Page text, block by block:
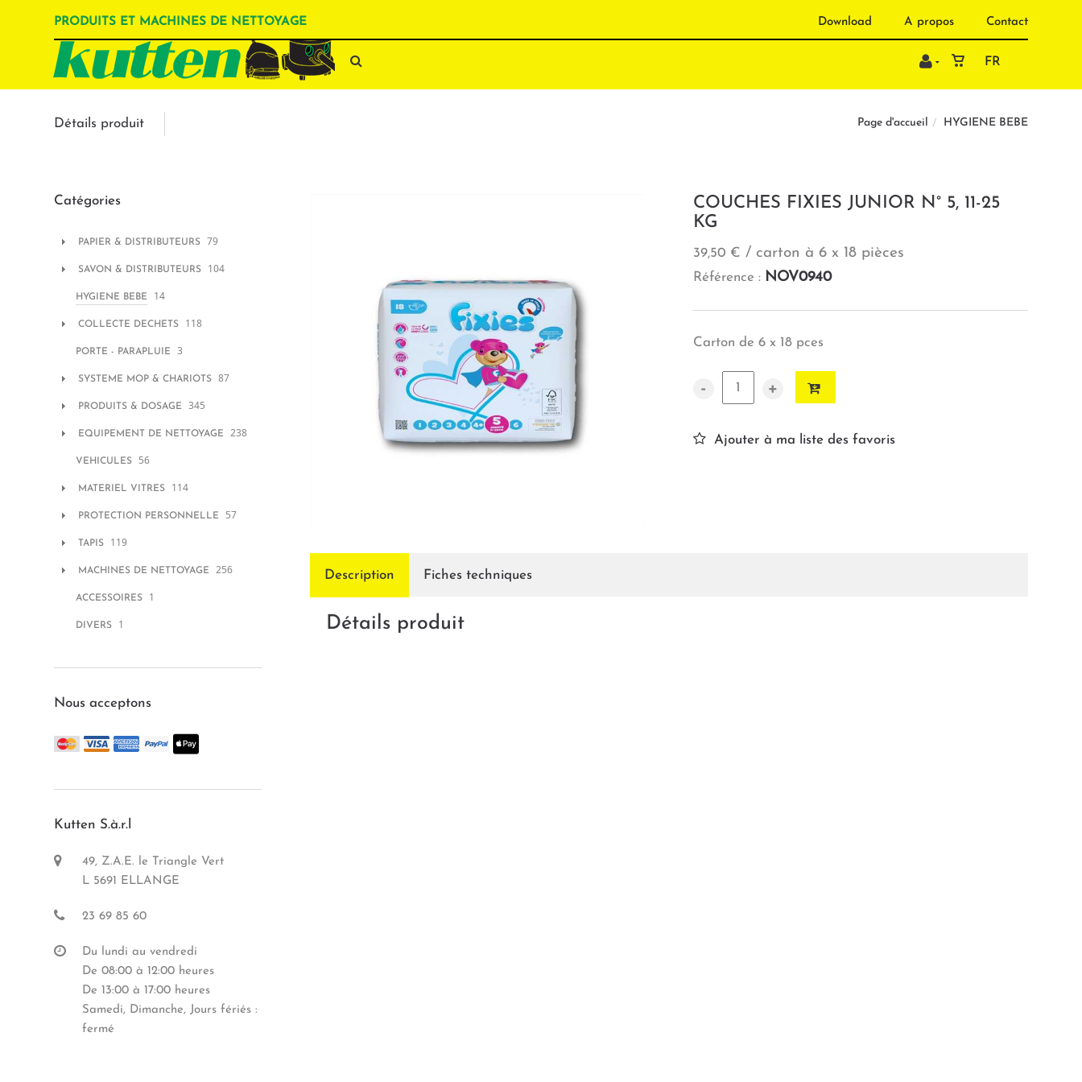
Download A propos Contact
PRODUITS ET MACHINES DE NETTOYAGE
FR
Détails produit Page d'accueil HYGIENE BEBE
COUCHES FIXIES JUNIOR N° 5, 11-25
KG
39,50 € / carton à 6 x 18 pièces
Référence : NOV0940
Carton de 6 x 18 pces
- +
Ajouter à ma liste des favoris
Description Fiches techniques
Détails produit
Catégories
PAPIER & DISTRIBUTEURS 79
SAVON & DISTRIBUTEURS 104
HYGIENE BEBE 14
COLLECTE DECHETS 118
PORTE - PARAPLUIE 3
SYSTEME MOP & CHARIOTS 87
PRODUITS & DOSAGE 345
EQUIPEMENT DE NETTOYAGE 238
VEHICULES 56
MATERIEL VITRES 114
PROTECTION PERSONNELLE 57
TAPIS 119
MACHINES DE NETTOYAGE 256
ACCESSOIRES 1
DIVERS 1
Nous acceptons
Kutten S.à.r.l
49, Z.A.E. le Triangle Vert
L 5691 ELLANGE
23 69 85 60
Du lundi au vendredi
De 08:00 à 12:00 heures
De 13:00 à 17:00 heures
Samedi, Dimanche, Jours fériés :
fermé